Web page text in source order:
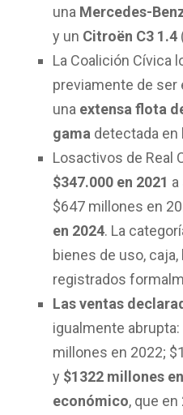
una Mercedes-
y un Citroën C3 1.4
La Coalición Cívica
previamente de ser
una extensa flota
gama detectada en
Losactivos de Real
$347.000 en 2021
$647 millones en
en 2024. La
bienes de uso,
registrados
Las ventas
igualmente abrupta:
millones en 2022;
y $1322 millones
económico, que en